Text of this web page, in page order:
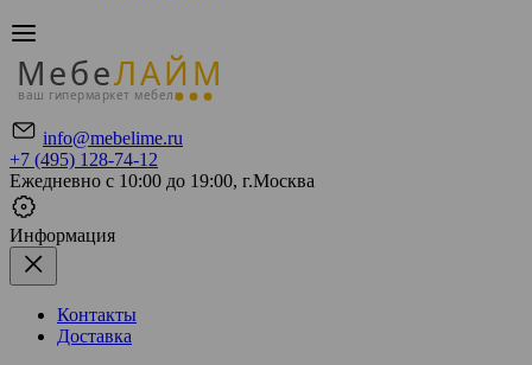
МебеЛАЙМ
ваш гипермаркет мебели
info@mebelime.ru
+7 (495) 128-74-12
Ежедневно с 10:00 до 19:00, г.Москва
Информация
Контакты
Доставка